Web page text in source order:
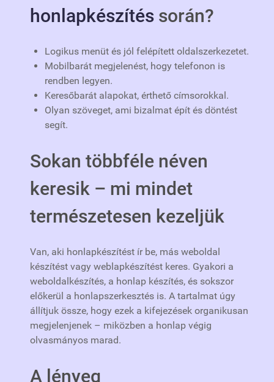
honlapkészítés során?
Logikus menüt és jól felépített oldalszerkezetet.
Mobilbarát megjelenést, hogy telefonon is
rendben legyen.
Keresőbarát alapokat, érthető címsorokkal.
Olyan szöveget, ami bizalmat épít és döntést
segít.
Sokan többféle néven
keresik – mi mindet
természetesen kezeljük
Van, aki honlapkészítést ír be, más weboldal
készítést vagy weblapkészítést keres. Gyakori a
weboldalkészítés, a honlap készítés, és sokszor
előkerül a honlapszerkesztés is. A tartalmat úgy
állítjuk össze, hogy ezek a kifejezések organikusan
megjelenjenek – miközben a honlap végig
olvasmányos marad.
A lényeg